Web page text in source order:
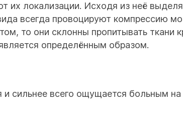
их локализации. Исходя из неё
всегда провоцируют компрессию
то они склонны пропитывать ткани
определённым образом.
сильнее всего ощущается больным на